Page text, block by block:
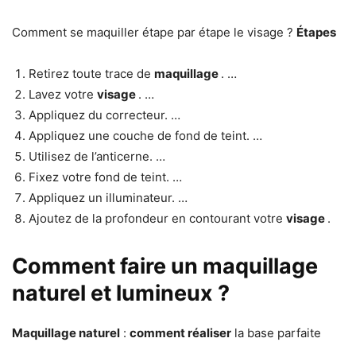
Comment se maquiller étape par étape le visage ? Étapes
Retirez toute trace de maquillage . …
Lavez votre visage . …
Appliquez du correcteur. …
Appliquez une couche de fond de teint. …
Utilisez de l’anticerne. …
Fixez votre fond de teint. …
Appliquez un illuminateur. …
Ajoutez de la profondeur en contourant votre visage .
Comment faire un maquillage
naturel et lumineux ?
Maquillage naturel : comment réaliser la base parfaite